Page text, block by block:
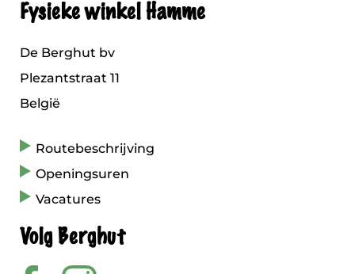
Fysieke winkel Hamme
De Berghut bv
Plezantstraat 11
België
Routebeschrijving
Openingsuren
Vacatures
Volg Berghut